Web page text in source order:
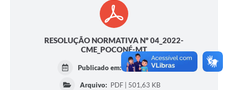
RESOLUÇÃO NORMATIVA Nº 04_2022-
CME_POCONÉ-MT
Publicado em: 08/05/2025
Arquivo: PDF | 501,63 KB